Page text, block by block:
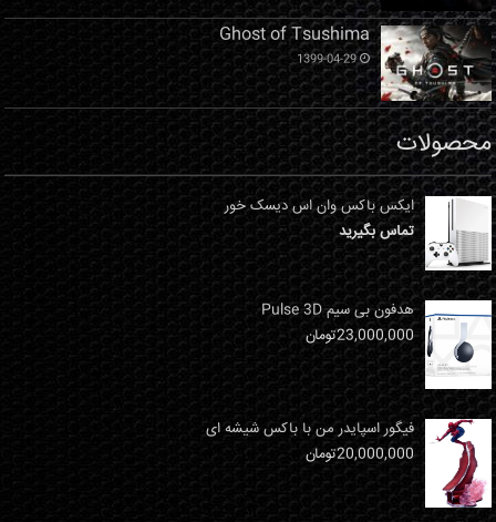
Ghost of Tsushima
1399-04-29
محصولات
ایکس باکس وان اس دیسک خور
تماس بگیرید
هدفون بی سیم Pulse 3D
23,000,000تومان
فیگور اسپایدر من با باکس شیشه ای
20,000,000تومان